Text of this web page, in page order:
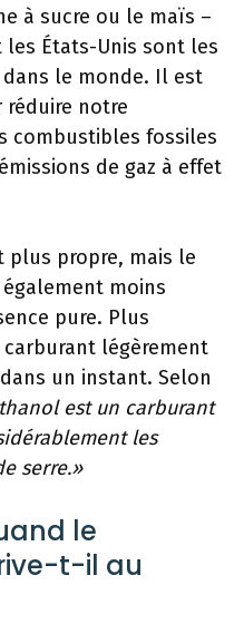
à sucre ou le maïs –
États-Unis sont les
le monde. Il est
notre
combustibles fossiles
de gaz à effet
plus propre, mais le
moins
pure. Plus
légèrement
un instant. Selon
est un carburant
les
serre.»
le
t-il au